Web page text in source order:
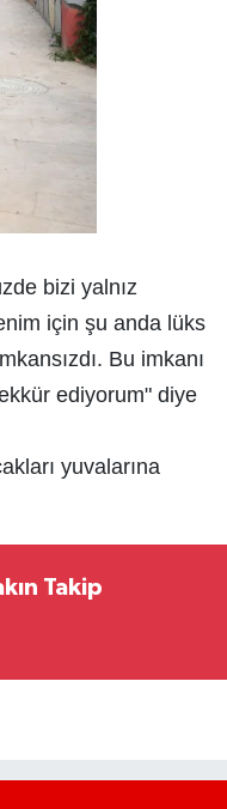
bizi yalnız
için şu anda lüks
Bu imkanı
ediyorum" diye
yuvalarına
Takip